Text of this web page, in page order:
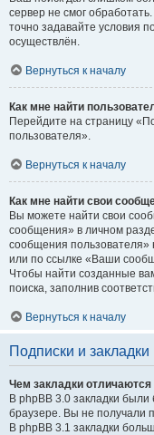
сервер не смог
точно задавайте условия
осуществлён.
Вернуться к началу
Как мне найти
Перейдите на страницу
пользователя».
Вернуться к началу
Как мне найти свои
Вы можете найти свои
сообщения» в личном
сообщения
или по ссылке «Ваши
Чтобы найти созданные
поиска, заполнив
Вернуться к началу
Подписки и закладки
Чем закладки отличаются
В phpBB 3.0 закладки
браузере. Вы не получали
В phpBB 3.1 закладки